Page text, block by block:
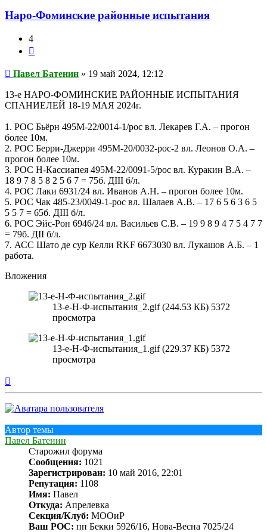
Наро-Фоминские районные испытания
4
Сообщение
Павел Батенин » 19 май 2024, 12:12
13-е НАРО-ФОМИНСКИЕ РАЙОННЫЕ ИСПЫТАНИЯ
СПАНИЕЛЕЙ 18-19 МАЯ 2024г.
1. РОС Бьёрн 495М-22/0014-1/рос вл. Лекарев Г.А. – прогон
более 10м.
2. РОС Берри-Джерри 495М-20/0032-рос-2 вл. Леонов О.А. –
прогон более 10м.
3. РОС Н-Кассиапея 495М-22/0091-5/рос вл. Куракин В.А. –
18 9 7 8 5 8 2 5 6 7 = 75б. ДIII б/л.
4. РОС Лаки 6931/24 вл. Иванов А.Н. – прогон более 10м.
5. РОС Чак 485-23/0049-1-рос вл. Шалаев А.В. – 17 6 5 6 3 6 5
5 5 7 = 65б. ДIII б/л.
6. РОС Эйс-Рон 6946/24 вл. Васильев С.В. – 19 9 8 9 4 7 5 4 7 7
= 79б. ДII б/л.
7. АСС Шато де сур Келли RKF 6673030 вл. Лукашов А.Б. – 1
работа.
Вложения
13-е-Н-Ф-испытания_2.gif (244.53 КБ) 5372
просмотра
13-е-Н-Ф-испытания_1.gif (229.37 КБ) 5372
просмотра
Автор темы
Павел Батенин
Старожил форума
Сообщения: 1021
Зарегистрирован: 10 май 2016, 22:01
Репутация: 1108
Имя: Павел
Откуда: Апрелевка
Секция/Клуб: МООиР
Ваш РОС: пп Бекки 5926/16, Нова-Весна 7025/24